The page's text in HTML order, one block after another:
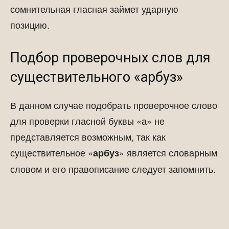
сомнительная гласная займет ударную
позицию.
Подбор проверочных слов для
существительного «арбуз»
В данном случае подобрать проверочное слово
для проверки гласной буквы «а» не
представляется возможным, так как
существительное «арбуз» является словарным
словом и его правописание следует запомнить.